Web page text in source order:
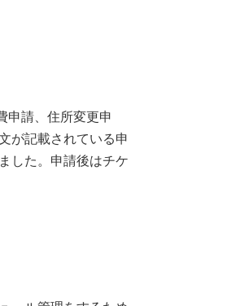
申請、住所変更申
が記載されている申
した。申請後はチケ